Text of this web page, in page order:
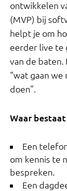
ontwikkelen
(MVP) bij
helpt je om
eerder live te
van de baten.
“wat gaan we
doen”.
Waar bestaat
Een
om kennis te
bespreken.
Een